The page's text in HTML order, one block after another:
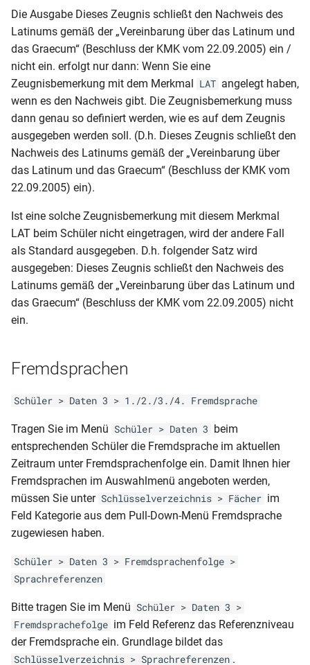
MVP-HS-HJZ
MVP-HS-ÜZ
MVP-REG (Seite 2 mit Noten)
MVP-REG (Seite 2 mit Noten)-
Wappen
MVP-REG- AS
MVP-REG-HJZ (Bemerkung
Gesamteinschätzung)
MVP-REG-HJZ
(Gesamteinschätzung)
MVP-RS-AZ
MVP-RS-HJZ
MVP-RS-ÜZ
(Sekundarabschluss I)
NRW-RS-ÜZ (Klasse 7-10)
NRW-WG-AZ
NRW-WG-JZ
RLP-GY-ABI (DIN A3 - 1. Seite
ohne Wappen)2006
RLP-GY-ABI (2010-G8-G9)
RLP-GY-ABI (2010-G8-G9) (A4
Seite 2)
RLP-GY-ABI (2010-G8-G9) (A4
Seite 1)
Seite 1) (ohne Wappen)
RLP-GY-ABI (2010-G8-G9) (2)
RLP-GY-ABI (2010)
RLP-GS-JZ (3. und 4. Klasse)
RLP-GS-HJZ_JZ (3. und 4.
Klassen-2 seitig dynamisch
2012)
RLP-GS-HJZ (3. und 4.
Klasse)
RLP-GS-HJZ (2. Klasse)
RLP-GS-AZ
RLP-GS-AZ (3. und 4. Klasse -
2 seitig)
RLP-GS-AZ (3. und 4. Klasse -
Schülerliste (Bafög)
Schülerliste
(Einschulmerkmal1 sortiert
nach Bewerber-Gesamtnote,
Punkte, HF-Note)
Schülerliste (Fehlzeiten nach
Klasse gruppiert)
Schülerliste (Fehlzeiten nach
Schüler gruppiert)
Schülerliste (Förderung)
Schülerliste (Klasse,
Geburtsdatum und
Geburtsland)
Schülerliste (Prüfungsfächer
Fachwahlkarte)
Qualifikationskarte)
Schülerliste (Tagebuch mit
Betrieben)
Schülerliste (gruppiert nach
Berufen mit Wohnort)
Schülerliste (gruppiert nach
Berufen)
Schülerliste (gruppiert nach
Betrieben)
Klassenliste mit
Schülersummendaten
(Religion und
Fremdsprachen)
Klassenliste mit
Schülersummendaten
(Religion)
Klassenliste mit
Schülersummendaten (Var 1)
Klassenliste mit
Schülersummendaten
Klassenliste mit Schülerzahl
Klassenliste mit
Summendaten (DIN A5)
Summendaten (akt.FS-Folge)
Klassenliste mit
Klassenliste mit
Wahlpflichtfächern
Klassenliste mit
ausgeschulten Schülern
(Schülersumme nach
Ausbildungsort)
Notenübersicht Endnoten
unterschiedlich
Die Ausgabe Dieses Zeugnis schließt den Nachweis des
Latinums gemäß der „Vereinbarung über das Latinum und
das Graecum“ (Beschluss der KMK vom 22.09.2005) ein /
nicht ein. erfolgt nur dann: Wenn Sie eine
Zeugnisbemerkung mit dem Merkmal
LAT angelegt haben,
wenn es den Nachweis gibt. Die Zeugnisbemerkung muss
dann genau so definiert werden, wie es auf dem Zeugnis
ausgegeben werden soll. (D.h. Dieses Zeugnis schließt den
Nachweis des Latinums gemäß der „Vereinbarung über
das Latinum und das Graecum“ (Beschluss der KMK vom
22.09.2005) ein).
Ist eine solche Zeugnisbemerkung mit diesem Merkmal
LAT beim Schüler nicht eingetragen, wird der andere Fall
als Standard ausgegeben. D.h. folgender Satz wird
ausgegeben: Dieses Zeugnis schließt den Nachweis des
Latinums gemäß der „Vereinbarung über das Latinum und
das Graecum“ (Beschluss der KMK vom 22.09.2005) nicht
ein.
Fremdsprachen
Schüler > Daten 3 > 1./2./3./4. Fremdsprache
Tragen Sie im Menü Schüler > Daten 3
beim
entsprechenden Schüler die Fremdsprache im aktuellen
Zeitraum unter Fremdsprachenfolge ein. Damit Ihnen hier
Fremdsprachen im Auswahlmenü angeboten werden,
müssen Sie unter Schlüsselverzeichnis > Fächer im
Feld Kategorie aus dem Pull-Down-Menü Fremdsprache
zugewiesen haben.
Schüler > Daten 3 > Fremdsprachenfolge >
Sprachreferenzen
Bitte tragen Sie im Menü Schüler > Daten 3 >
Fremdsprachefolge im Feld Referenz das Referenzniveau
der Fremdsprache ein. Grundlage bildet das
Schlüsselverzeichnis > Sprachreferenzen .